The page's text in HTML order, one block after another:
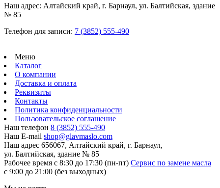
Наш адрес: Алтайский край, г. Барнаул, ул. Балтийская, здание
№ 85
Телефон для записи: 7 (3852) 555-490
Меню
Каталог
О компании
Доставка и оплата
Реквизиты
Контакты
Политика конфиденциальности
Пользовательское соглашение
Наш телефон 8 (3852) 555-490
Наш E-mail shop@glavmaslo.com
Наш адрес 656067, Алтайский край, г. Барнаул,
ул. Балтийская, здание № 85
Рабочее время с 8:30 до 17:30 (пн-пт) Сервис по замене масла
с 9:00 до 21:00 (без выходных)